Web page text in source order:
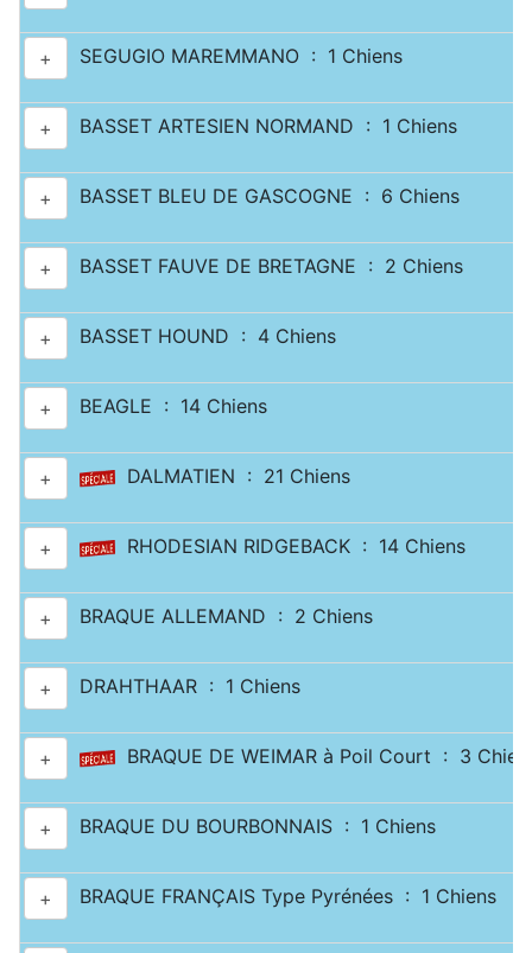
+ SEGUGIO MAREMMANO : 1 Chiens
+ BASSET ARTESIEN NORMAND : 1 Chiens
+ BASSET BLEU DE GASCOGNE : 6 Chiens
+ BASSET FAUVE DE BRETAGNE : 2 Chiens
+ BASSET HOUND : 4 Chiens
+ BEAGLE : 14 Chiens
+ DALMATIEN : 21 Chiens
+ RHODESIAN RIDGEBACK : 14 Chiens
+ BRAQUE ALLEMAND : 2 Chiens
+ DRAHTHAAR : 1 Chiens
+ BRAQUE DE WEIMAR à Poil Court : 3
+ BRAQUE DU BOURBONNAIS : 1 Chiens
+ BRAQUE FRANÇAIS Type Pyrénées : 1 Chiens